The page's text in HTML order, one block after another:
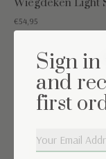
€54,95
Sign
and
first